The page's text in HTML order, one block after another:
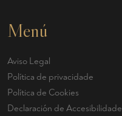
Menú
Aviso Legal
Política de privacidade
Política de Cookies
Declaración de Accesibilidade